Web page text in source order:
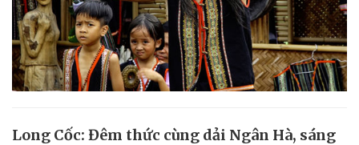
Long Cốc: Đêm thức cùng dải Ngân Hà, sáng